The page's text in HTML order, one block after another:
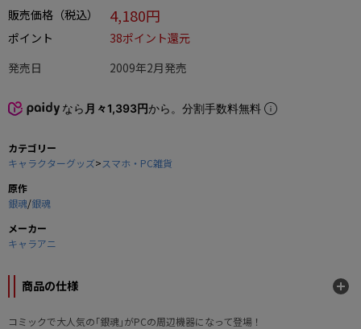
販売価格（税込）
4,180円
ポイント
38ポイント還元
発売日
2009年2月発売
なら 月々1,393円から。分割手数料無料
カテゴリー
キャラクターグッズ>スマホ・PC雑貨
原作
銀魂/銀魂
メーカー
キャラアニ
商品の仕様
コミックで大人気の｢銀魂｣がPCの周辺機器になって登場！